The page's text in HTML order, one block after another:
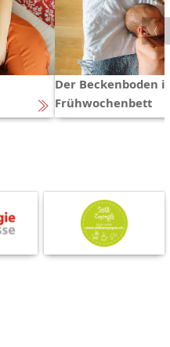
Der Beckenboden im
Frühwochenbett
〈